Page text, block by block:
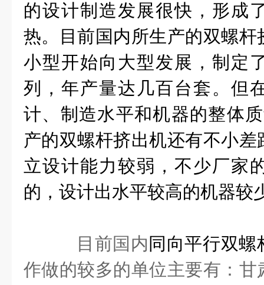
的设计制造发展很快，形成
热。目前国内所生产的双螺
小型开始向大型发展，制定
列，年产量达几百台套。但
计、制造水平和机器的整体
产的双螺杆挤出机还有不小
立设计能力较弱，不少厂家
的，设计出水平较高的机器较
目前国内 同向平行双螺
作做的较多的单位主要有：